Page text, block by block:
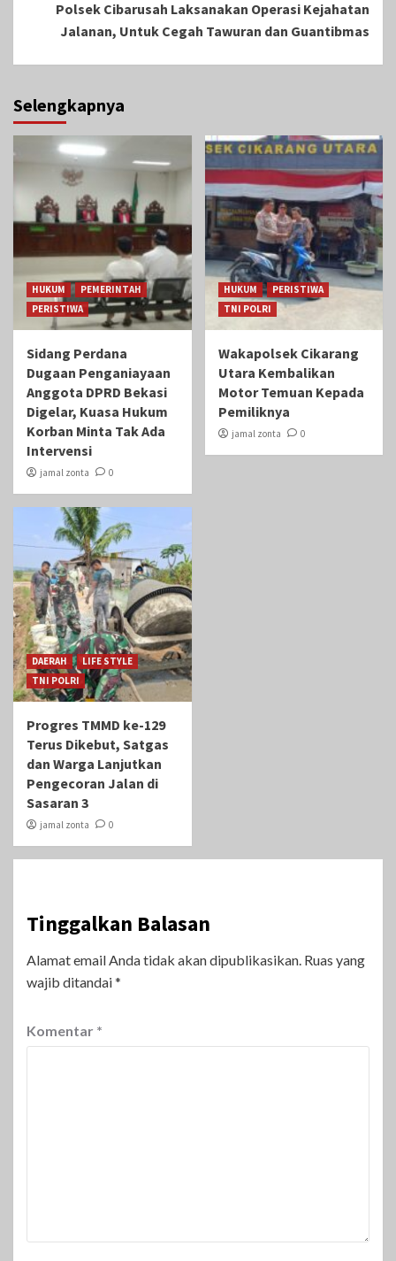
Polsek Cibarusah Laksanakan Operasi Kejahatan
Jalanan, Untuk Cegah Tawuran dan Guantibmas
Selengkapnya
HUKUM
PEMERINTAH
PERISTIWA
Sidang Perdana
Dugaan Penganiayaan
Anggota DPRD Bekasi
Digelar, Kuasa Hukum
Korban Minta Tak Ada
Intervensi
jamal zonta 0
HUKUM
PERISTIWA
TNI POLRI
Wakapolsek Cikarang
Utara Kembalikan
Motor Temuan Kepada
Pemiliknya
jamal zonta 0
DAERAH
LIFE STYLE
TNI POLRI
Progres TMMD ke-129
Terus Dikebut, Satgas
dan Warga Lanjutkan
Pengecoran Jalan di
Sasaran 3
jamal zonta 0
Tinggalkan Balasan
Alamat email Anda tidak akan dipublikasikan. Ruas yang
wajib ditandai*
Komentar *